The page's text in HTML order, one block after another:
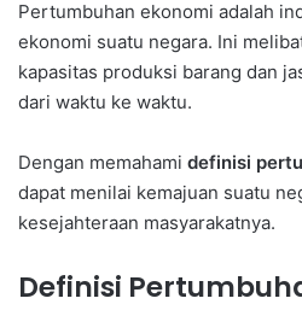
Pertumbuhan ekonomi adalah
ekonomi suatu negara. Ini
kapasitas produksi barang dan
dari waktu ke waktu.
Dengan memahami definisi
dapat menilai kemajuan suatu
kesejahteraan masyarakatnya.
Definisi